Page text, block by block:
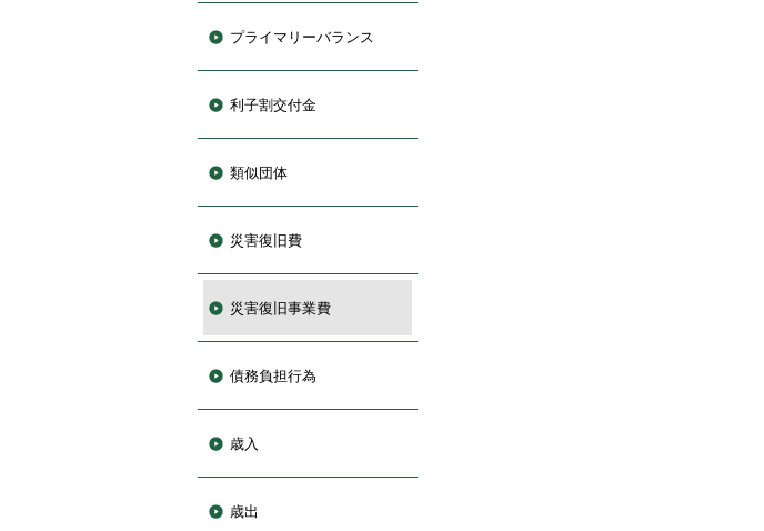
プライマリーバランス
利子割交付金
類似団体
災害復旧費
災害復旧事業費
債務負担行為
歳入
歳出